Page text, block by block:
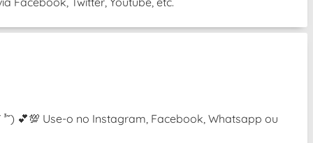
💕💯 Use-o no Instagram, Facebook, Whatsapp ou